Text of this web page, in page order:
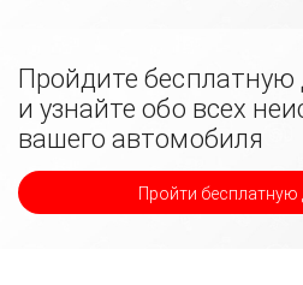
Пройдите бесплатную
и узнайте обо всех
вашего автомобиля
Пройти бесплатную